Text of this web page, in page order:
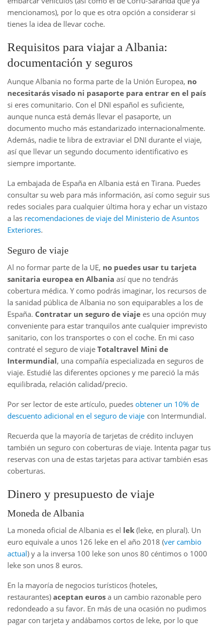
mencionamos), por lo que es otra opción a considerar si
tienes la idea de llevar coche.
Requisitos para viajar a Albania:
documentación y seguros
Aunque Albania no forma parte de la Unión Europea, no
necesitarás visado ni pasaporte para entrar en el país
si eres comunitario. Con el DNI español es suficiente,
aunque nunca está demás llevar el pasaporte, un
documento mucho más estandarizado internacionalmente.
Además, nadie te libra de extraviar el DNI durante el viaje,
así que llevar un segundo documento identificativo es
siempre importante.
La embajada de España en Albania está en Tirana. Puedes
consultar su web para más información, así como seguir sus
redes sociales para cualquier última hora y echar un vistazo
a las recomendaciones de viaje del Ministerio de Asuntos
Exteriores.
Seguro de viaje
Al no formar parte de la UE, no puedes usar tu tarjeta
sanitaria europea en Albania así que no tendrás
cobertura médica. Y como podrás imaginar, los recursos de
la sanidad pública de Albania no son equiparables a los de
España. Contratar un seguro de viaje es una opción muy
conveniente para estar tranquilos ante cualquier imprevisto
sanitario, con los transportes o con el coche. En mi caso
contraté el seguro de viaje Totaltravel Mini de
Intermundial, una compañía especializada en seguros de
viaje. Estudié las diferentes opciones y me pareció la más
equilibrada, relación calidad/precio.
Por ser lector de este artículo, puedes obtener un 10% de
descuento adicional en el seguro de viaje con Intermundial.
Recuerda que la mayoría de tarjetas de crédito incluyen
también un seguro con coberturas de viaje. Intenta pagar tus
reservas con una de estas tarjetas para activar también esas
coberturas.
Dinero y presupuesto de viaje
Moneda de Albania
La moneda oficial de Albania es el lek (leke, en plural). Un
euro equivale a unos 126 leke en el año 2018 (ver cambio
actual) y a la inversa 100 leke son unos 80 céntimos o 1000
leke son unos 8 euros.
En la mayoría de negocios turísticos (hoteles,
restaurantes) aceptan euros a un cambio razonable pero
redondeado a su favor. En más de una ocasión no pudimos
pagar con tarjeta y andábamos cortos de leke, por lo que